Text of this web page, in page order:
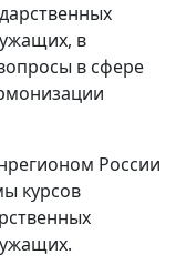
в
в сфере
России
курсов